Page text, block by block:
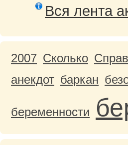
Вся лента
2007 Cколько
анекдот баркан
беременности